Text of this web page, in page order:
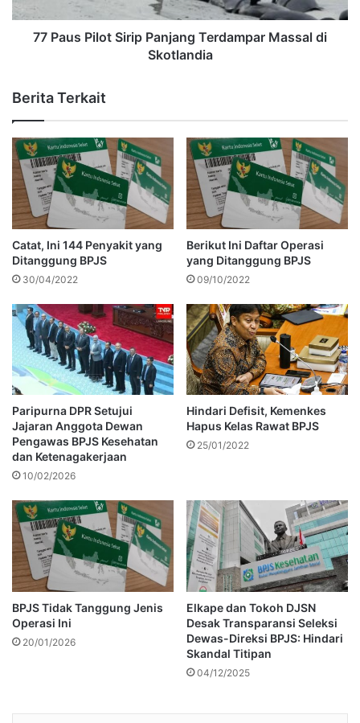
77 Paus Pilot Sirip Panjang Terdampar Massal di
Skotlandia
Berita Terkait
Catat, Ini 144 Penyakit yang
Ditanggung BPJS
30/04/2022
Berikut Ini Daftar Operasi
yang Ditanggung BPJS
09/10/2022
Paripurna DPR Setujui
Jajaran Anggota Dewan
Pengawas BPJS Kesehatan
dan Ketenagakerjaan
10/02/2026
Hindari Defisit, Kemenkes
Hapus Kelas Rawat BPJS
25/01/2022
BPJS Tidak Tanggung Jenis
Operasi Ini
20/01/2026
Elkape dan Tokoh DJSN
Desak Transparansi Seleksi
Dewas-Direksi BPJS: Hindari
Skandal Titipan
04/12/2025